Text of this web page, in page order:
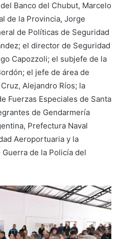
Banco del Chubut, Marcelo
de la Provincia, Jorge
de Políticas de Seguridad
el director de Seguridad
Capozzoli; el subjefe de la
el jefe de área de
Alejandro Ríos; la
Fuerzas Especiales de Santa
de Gendarmería
Prefectura Naval
Aeroportuaria y la
de la Policía del